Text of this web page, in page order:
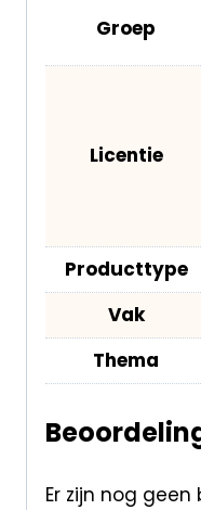
Groep
Licentie
Producttype
Vak
Thema
Er zijn nog